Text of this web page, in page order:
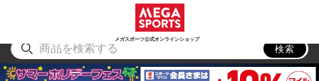
メガスポーツ公式オンラインショップ
アウトドア
検索